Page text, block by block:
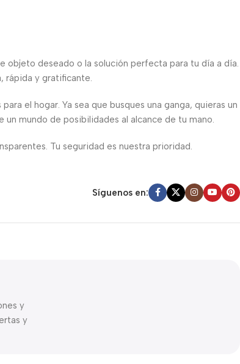
objeto deseado o la solución perfecta para tu día a día.
rápida y gratificante.
el hogar. Ya sea que busques una ganga, quieras un
mundo de posibilidades al alcance de tu mano.
Tu seguridad es nuestra prioridad.
Síguenos en:
y
y